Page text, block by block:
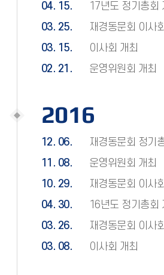
04. 15.
17년도 정기총회
03. 25.
재경동문회 이사
03. 15.
이사회 개최
02. 21.
운영위원회 개최
2016
12. 06.
재경동문회 정기
11. 08.
운영위원회 개최
10. 29.
재경동문회 이사
04. 30.
16년도 정기총회
03. 26.
재경동문회 이사
03. 08.
이사회 개최